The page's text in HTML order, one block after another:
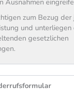
zum Bezug
und
gesetzlichen